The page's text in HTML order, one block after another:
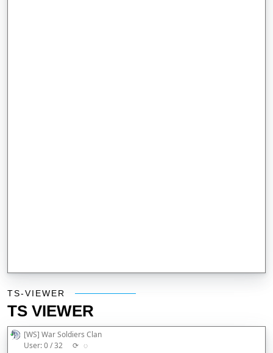
TS-VIEWER
TS VIEWER
[WS] War Soldiers Clan
User: 0 / 32
⟳ ◌